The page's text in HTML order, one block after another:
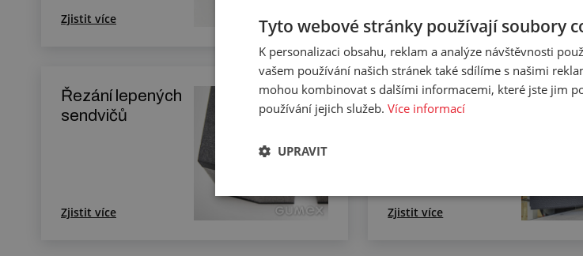
Zjistit více Zjistit více
Řezání lepených
sendvičů
Zjistit více
Řezání
porézních
Zjistit více
Tyto webové stránky používají soubory
K personalizaci obsahu, reklam a analýze návštěvnosti
vašem používání našich stránek také sdílíme s našimi
mohou kombinovat s dalšími informacemi, které jste jim
používání jejich služeb. Více informací
UPRAVIT